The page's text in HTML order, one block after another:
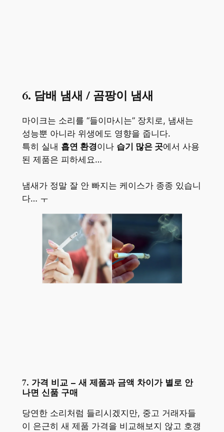
6. 담배 냄새 / 곰팡이 냄새
마이크는 소리를 “들이마시는” 장치로, 냄새는
성능뿐 아니라 위생에도 영향을 줍니다.
특히 실내 흡연 환경이나 습기 많은 곳에서 사용
된 제품은 피하세요…
냄새가 정말 잘 안 빠지는 케이스가 종종 있습니
다… ㅜ
7. 가격 비교 – 새 제품과 금액 차이가 별로 안
나면 신품 구매
당연한 소리처럼 들리시겠지만, 중고 거래자들
이 은근히 새 제품 가격을 비교해보지 않고 호갱